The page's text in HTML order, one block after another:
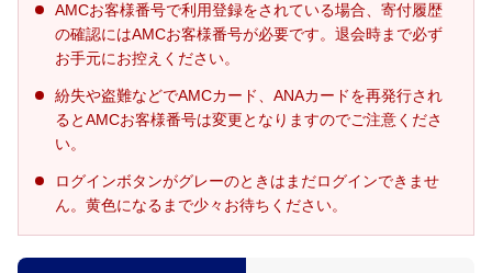
AMCお客様番号で利用登録をされている場合、寄付履歴
の確認にはAMCお客様番号が必要です。退会時まで必ず
お手元にお控えください。
紛失や盗難などでAMCカード、ANAカードを再発行され
るとAMCお客様番号は変更となりますのでご注意くださ
い。
ログインボタンがグレーのときはまだログインできませ
ん。黄色になるまで少々お待ちください。